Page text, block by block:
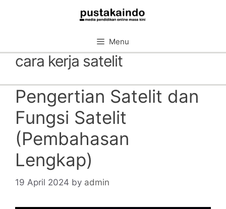
Menu
cara kerja satelit
Pengertian Satelit dan
Fungsi Satelit
(Pembahasan
Lengkap)
19 April 2024 by admin